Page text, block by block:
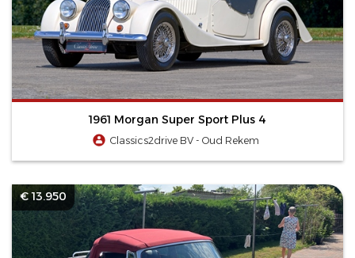
1961 Morgan Super Sport Plus 4
Classics2drive BV - Oud Rekem
€ 13.950